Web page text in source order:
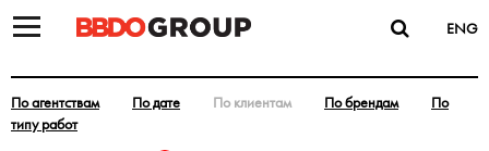
ENG
По агентствам По дате По клиентам По брендам
По
типу работ